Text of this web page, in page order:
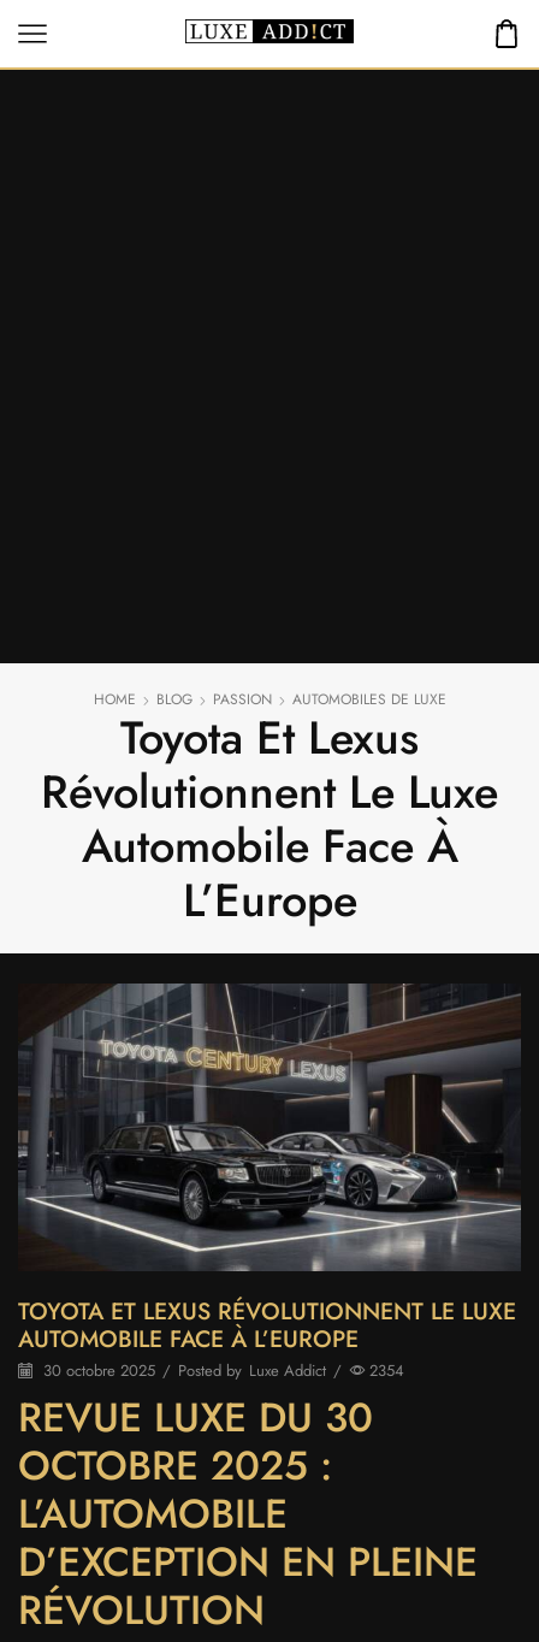
HOME BLOG PASSION AUTOMOBILES DE LUXE
Toyota Et Lexus
Révolutionnent Le Luxe
Automobile Face À
L’Europe
TOYOTA ET LEXUS RÉVOLUTIONNENT LE LUXE
AUTOMOBILE FACE À L’EUROPE
30 octobre 2025 / Posted by Luxe Addict / 2354
REVUE LUXE DU 30
OCTOBRE 2025 :
L’AUTOMOBILE
D’EXCEPTION EN PLEINE
RÉVOLUTION